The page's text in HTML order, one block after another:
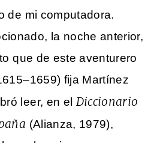
de mi computadora.
la noche anterior,
que de este aventurero
fija Martínez
leer, en el Diccionario
(Alianza, 1979),